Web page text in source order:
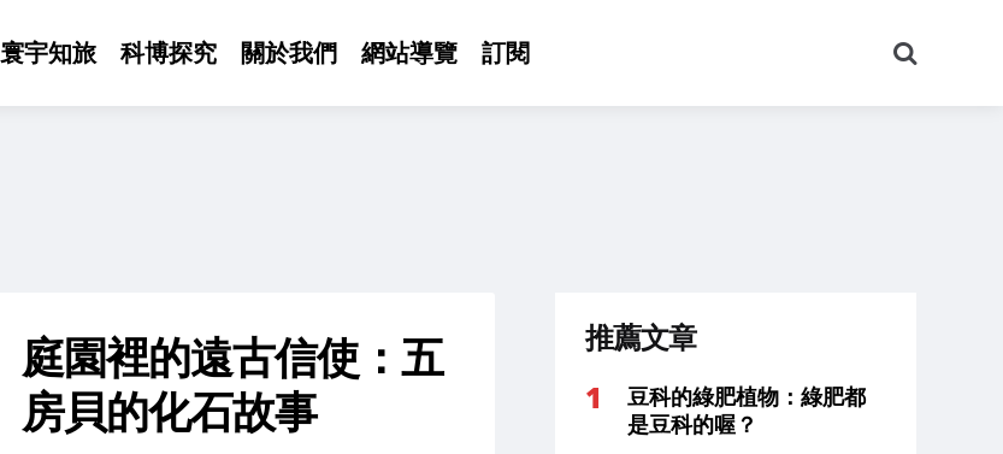
寰宇知旅 科博探究 關於我們 網站導覽 訂閱
尋
庭園裡的遠古信使：五
房貝的化石故事
推薦文章
豆科的綠肥植物：綠肥都
是豆科的喔？